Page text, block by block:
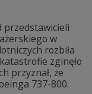
przedstawicieli
w
rozbiła
zginęło
przyznał, że
737-800.